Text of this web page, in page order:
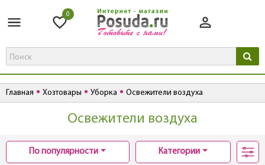
0
Главная Хозтовары Уборка Освежители воздуха
Освежители воздуха
По популярности Категории